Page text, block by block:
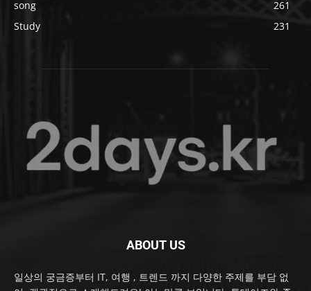
song
261
Study
231
ABOUT US
일상의 궁금증부터 IT, 여행 , 트렌드 까지 다양한 주제를 부담 없